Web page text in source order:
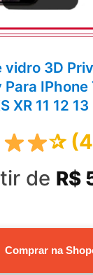
vidro 3D
IPhone
XR 11 12
✰
de R$
Comprar na